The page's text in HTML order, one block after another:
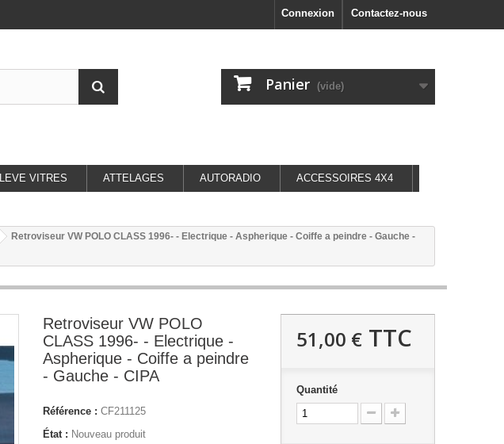
Contactez-nous
Connexion
Panier (vide)
LEVE VITRES ATTELAGES AUTORADIO ACCESSOIRES 4X4
Retroviseur VW POLO CLASS 1996- - Electrique - Aspherique - Coiffe a peindre - Gauche -
Retroviseur VW POLO
CLASS 1996- - Electrique -
Aspherique - Coiffe a peindre
- Gauche - CIPA
Référence : CF211125
État : Nouveau produit
51,00 €TTC
Quantité